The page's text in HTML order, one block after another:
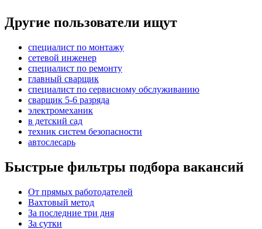
Другие пользователи ищут
специалист по монтажу
сетевой инженер
специалист по ремонту
главный сварщик
специалист по сервисному обслуживанию
сварщик 5-6 разряда
электромеханик
в детский сад
техник систем безопасности
автослесарь
Быстрые фильтры подбора вакансий
От прямых работодателей
Вахтовый метод
За последние три дня
За сутки